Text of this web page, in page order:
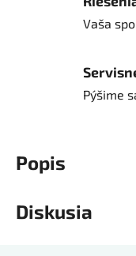
Vaša
Pýšime
Popis
Diskusia